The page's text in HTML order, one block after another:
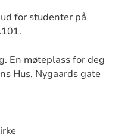
for studenter på
En møteplass for deg
Hus, Nygaards gate